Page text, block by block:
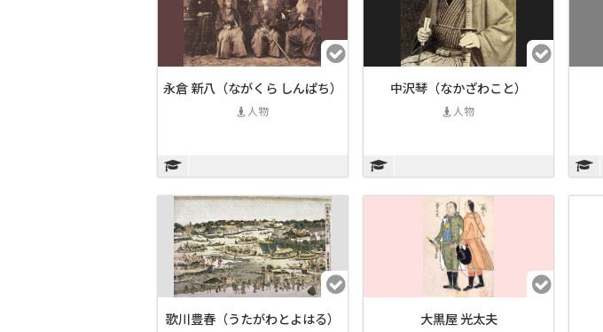
永倉 新八（ながくら しんぱち）
人物
中沢琴（なかざわこと）
人物
歌川豊春（うたがわとよはる） 大黒屋 光太夫